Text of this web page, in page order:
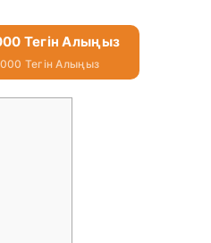
Тегін Алыңыз
Тегін Алыңыз